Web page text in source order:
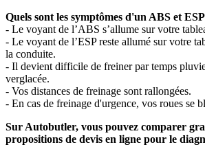
Quels sont les symptômes d'un ABS et
- Le voyant de l’ABS s’allume sur votre
- Le voyant de l’ESP reste allumé sur votre
la conduite.
- Il devient difficile de freiner par temps
verglacée.
- Vos distances de freinage sont rallongées.
- En cas de freinage d'urgence, vos roues se
Sur Autobutler, vous pouvez comparer
propositions de devis en ligne pour le